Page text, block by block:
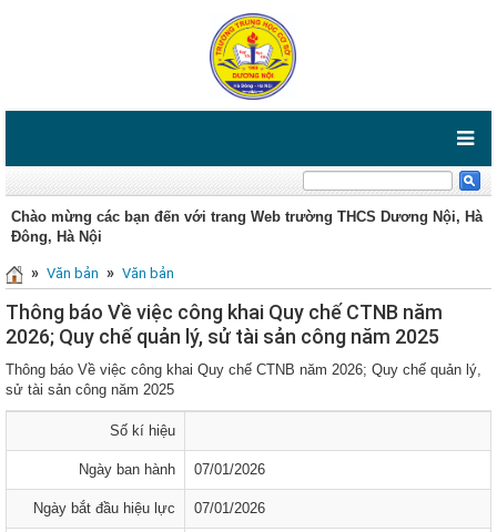
Chào mừng các bạn đến với trang Web trường THCS Dương Nội, Hà
Đông, Hà Nội
» Văn bản » Văn bản
Thông báo Về việc công khai Quy chế CTNB năm
2026; Quy chế quản lý, sử tài sản công năm 2025
Thông báo Về việc công khai Quy chế CTNB năm 2026; Quy chế quản lý,
sử tài sản công năm 2025
Số kí hiệu
Ngày ban hành 07/01/2026
Ngày bắt đầu hiệu lực 07/01/2026